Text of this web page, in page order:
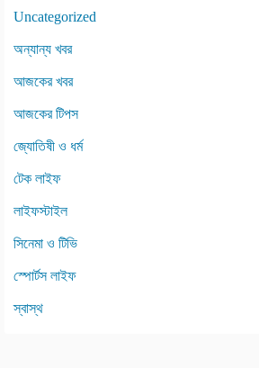
Uncategorized
অন্যান্য খবর
আজকের খবর
আজকের টিপস
জ্যোতিষী ও ধর্ম
টেক লাইফ
লাইফস্টাইল
সিনেমা ও টিভি
স্পোর্টস লাইফ
স্বাস্থ